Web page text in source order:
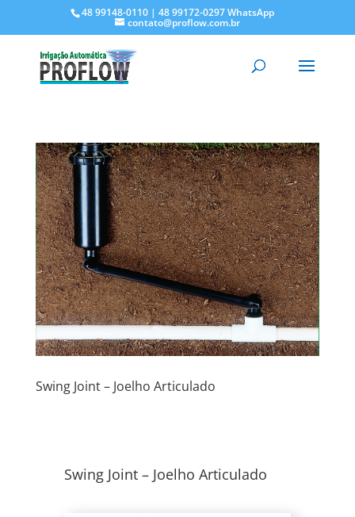
48 99148-0110 | 48 99172-0297 WhatsApp
contato@proflow.com.br
Swing Joint – Joelho Articulado
Swing Joint – Joelho Articulado